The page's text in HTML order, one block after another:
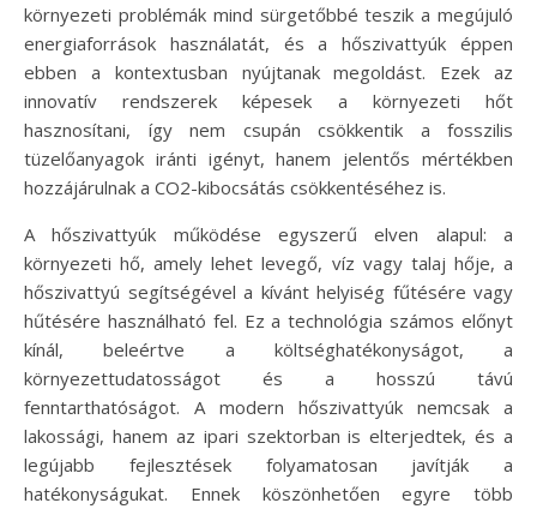
környezeti problémák mind sürgetőbbé teszik a megújuló
energiaforrások használatát, és a hőszivattyúk éppen
ebben a kontextusban nyújtanak megoldást. Ezek az
innovatív rendszerek képesek a környezeti hőt
hasznosítani, így nem csupán csökkentik a fosszilis
tüzelőanyagok iránti igényt, hanem jelentős mértékben
hozzájárulnak a CO2-kibocsátás csökkentéséhez is.
A hőszivattyúk működése egyszerű elven alapul: a
környezeti hő, amely lehet levegő, víz vagy talaj hője, a
hőszivattyú segítségével a kívánt helyiség fűtésére vagy
hűtésére használható fel. Ez a technológia számos előnyt
kínál, beleértve a költséghatékonyságot, a
környezettudatosságot és a hosszú távú
fenntarthatóságot. A modern hőszivattyúk nemcsak a
lakossági, hanem az ipari szektorban is elterjedtek, és a
legújabb fejlesztések folyamatosan javítják a
hatékonyságukat. Ennek köszönhetően egyre több